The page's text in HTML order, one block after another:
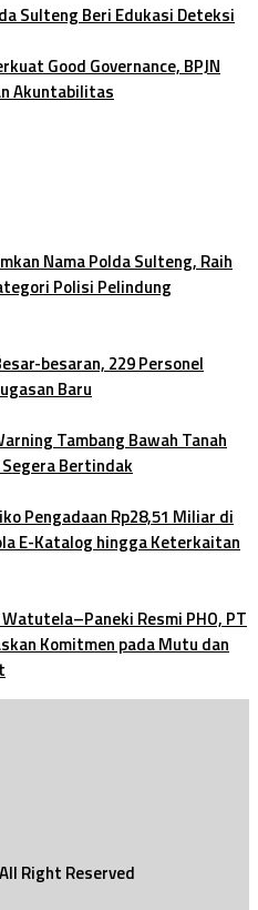
Sulteng Beri Edukasi Deteksi
Good Governance, BPJN
Akuntabilitas
Nama Polda Sulteng, Raih
Polisi Pelindung
besaran, 229 Personel
Baru
Tambang Bawah Tanah
Segera Bertindak
Pengadaan Rp28,51 Miliar di
E-Katalog hingga Keterkaitan
Resmi PHO, PT
Komitmen pada Mutu dan
Right Reserved